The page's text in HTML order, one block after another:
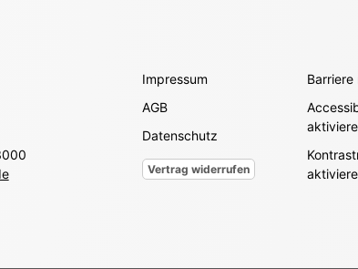
Impressum
AGB
Datenschutz
Vertrag widerrufen
Barriere